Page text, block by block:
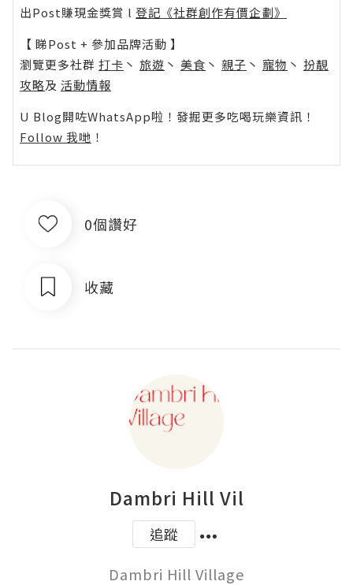
出Post賺現金獎賞 l 登記《社群創作有價企劃》
【 睇Post + 參加品牌活動 】
瀏覽更多社群 打卡 丶 旅遊 丶 美食 丶 親子 丶 寵物 丶 扮靚
攻略及 活動情報
U Blog開咗WhatsApp啦！發掘更多吃喝玩樂資訊！
Follow 我哋 ！
0個讚好
收藏
Dambri Hill Vil
追蹤
Dambri Hill Village